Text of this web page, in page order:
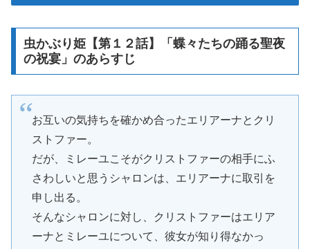
虫かぶり姫【第１２話】「蝶々たちの踊る聖夜
の祝宴」のあらすじ
お互いの気持ちを確かめ合ったエリアーナとクリ
ストファー。
だが、ミレーユこそがクリストファーの相手にふ
さわしいと思うシャロンは、エリアーナに取引を
申し出る。
そんなシャロンに対し、クリストファーはエリア
ーナとミレーユについて、彼女が知り得なかっ